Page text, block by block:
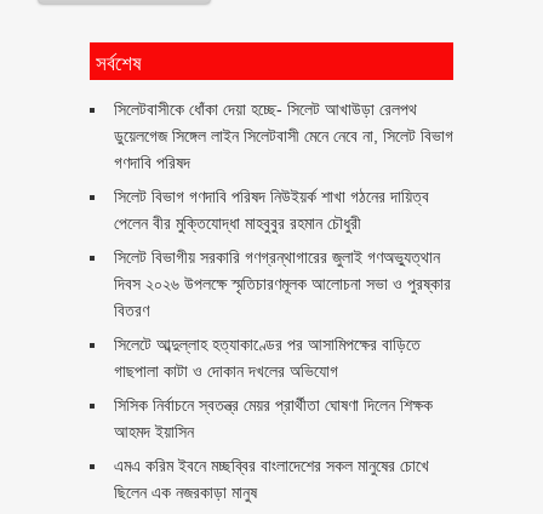
সর্বশেষ
‎সিলেটবাসীকে ধোঁকা দেয়া হচ্ছে- সিলেট আখাউড়া রেলপথ
ডুয়েলগেজ সিঙ্গেল লাইন সিলেটবাসী মেনে নেবে না, সিলেট বিভাগ
গণদাবি পরিষদ
সিলেট বিভাগ গণদাবি পরিষদ নিউইয়র্ক শাখা গঠনের দায়িত্ব
পেলেন বীর মুক্তিযোদ্ধা মাহবুবুর রহমান চৌধুরী ‎ ‎
সিলেট বিভাগীয় সরকারি গণগ্রন্থাগারের জুলাই গণঅভ্যুত্থান
দিবস ২০২৬ উপলক্ষে স্মৃতিচারণমূলক আলোচনা সভা ও পুরষ্কার
বিতরণ ‎ ‎
সিলেটে আব্দুল্লাহ হত্যাকাণ্ডের পর আসামিপক্ষের বাড়িতে
গাছপালা কাটা ও দোকান দখলের অভিযোগ
সিসিক নির্বাচনে স্বতন্ত্র মেয়র প্রার্থীতা ঘোষণা দিলেন শিক্ষক
আহমদ ইয়াসিন
এমএ করিম ইবনে মচ্ছব্বির বাংলাদেশের সকল মানুষের চোখে
ছিলেন এক নজরকাড়া মানুষ ‎